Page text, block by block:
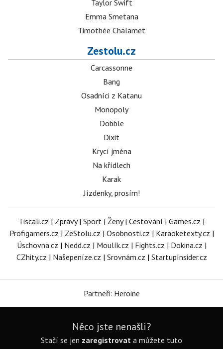
Taylor Swift
Emma Smetana
Timothée Chalamet
Zestolu.cz
Carcassonne
Bang
Osadníci z Katanu
Monopoly
Dobble
Dixit
Krycí jména
Na křídlech
Karak
Jízdenky, prosím!
Tiscali.cz | Zprávy| Sport | Ženy| Cestování | Games.cz |
Profigamers.cz | ZeStolu.cz | Osobnosti.cz | Karaoketexty.cz |
Úschovna.cz | Nedd.cz | Moulík.cz | Fights.cz | Dokina.cz |
CZhity.cz | Našepeníze.cz | Srovnám.cz | StartupInsider.cz
Partneři: Heroine
Něco jste nenašli?
Stačí se jen zaregistrovat a můžete tuto